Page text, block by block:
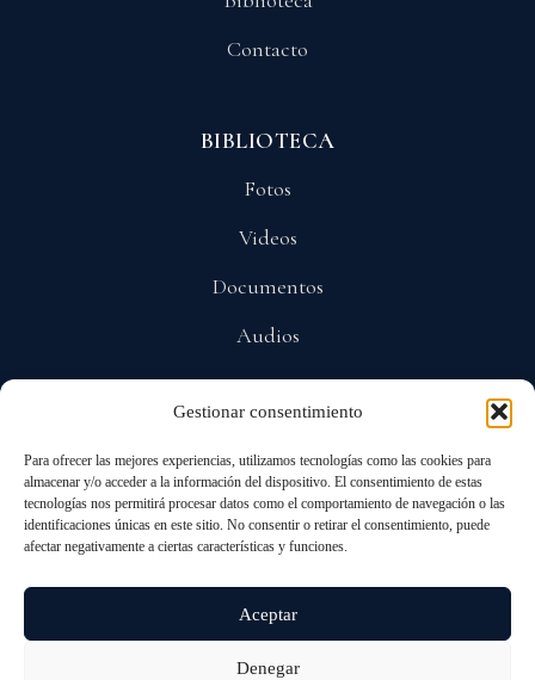
Gestionar consentimiento
Para ofrecer las mejores experiencias, utilizamos tecnologías como las cookies para
almacenar y/o acceder a la información del dispositivo. El consentimiento de estas
tecnologías nos permitirá procesar datos como el comportamiento de navegación o las
identificaciones únicas en este sitio. No consentir o retirar el consentimiento, puede
afectar negativamente a ciertas características y funciones.
Aceptar
Denegar
Contacto
BIBLIOTECA
Fotos
Videos
Documentos
Audios
Privacidad
Protección De Datos